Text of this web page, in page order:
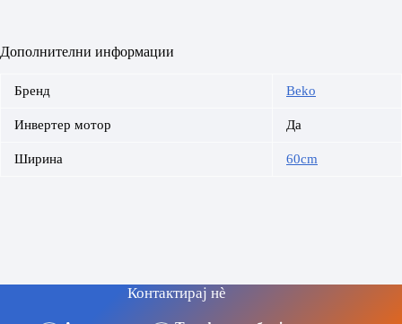
Дополнителни информации
Бренд Beko
Инвертер мотор Да
Ширина 60cm
Контактирај нè